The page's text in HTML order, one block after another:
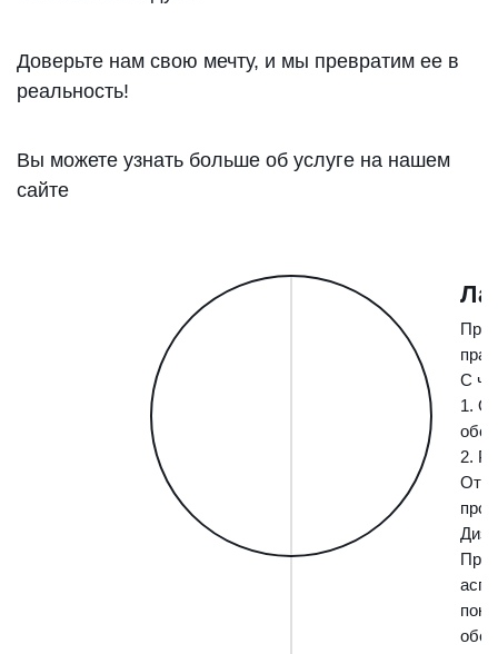
Доверьте нам свою мечту, и мы превратим ее в
реальность!
Вы можете узнать больше об услуге на нашем
сайте
С
1.
2.
При